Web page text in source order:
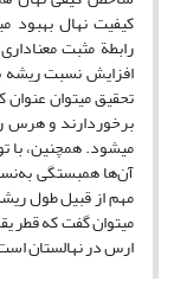
کیفیت نهال بهبود
رابطة مثبت
افزایش نسبت ریشه
تحقیق می‏توان
برخوردارند و هرس
می‏شود. همچنین، با
آن‌ها همبستگی
مهم از قبیل طول
می‏توان گفت که قطر
ارس در نهالستان